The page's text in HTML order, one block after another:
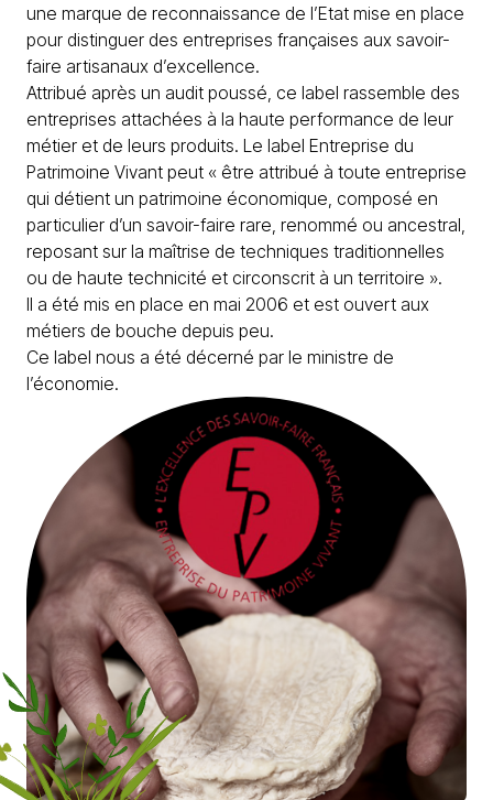
une marque de reconnaissance de l’Etat mise en place
pour distinguer des entreprises françaises aux savoir-
faire artisanaux d’excellence.
Attribué après un audit poussé, ce label rassemble des
entreprises attachées à la haute performance de leur
métier et de leurs produits. Le label Entreprise du
Patrimoine Vivant peut « être attribué à toute entreprise
qui détient un patrimoine économique, composé en
particulier d’un savoir-faire rare, renommé ou ancestral,
reposant sur la maîtrise de techniques traditionnelles
ou de haute technicité et circonscrit à un territoire ».
Il a été mis en place en mai 2006 et est ouvert aux
métiers de bouche depuis peu.
Ce label nous a été décerné par le ministre de
l’économie.